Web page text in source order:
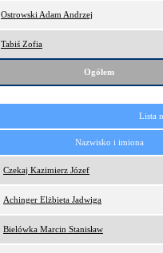
Ostrowski Adam Andrzej
Tabiś Zofia
Ogółem
Lista
Nazwisko i imiona
Czekaj Kazimierz Józef
Achinger Elżbieta Jadwiga
Bielówka Marcin Stanisław